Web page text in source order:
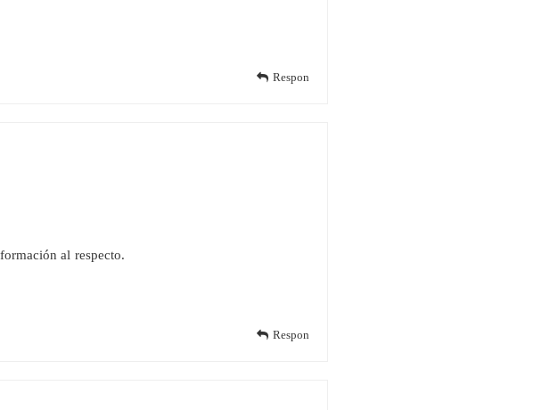
Respon
al respecto.
Respon